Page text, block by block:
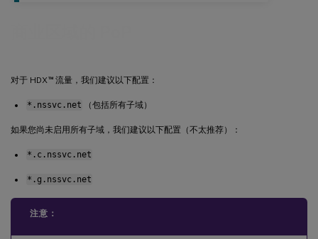
对于 HDX ™流量，我们建议以下配置：
*.nssvc.net （包括所有子域）
如果您尚未启用所有子域，我们建议以下配置（不太推荐）：
*.c.nssvc.net
*.g.nssvc.net
注意：